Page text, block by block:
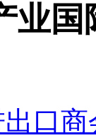
业
口商